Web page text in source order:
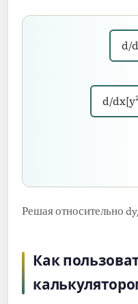
d/
d/
Решая относительно
Как